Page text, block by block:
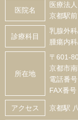
医院名
医療法
京都駅
診療科目
乳腺外
腫瘍内
所在地
〒601-
京都市
電話番
FAX番
アクセス 京都駅